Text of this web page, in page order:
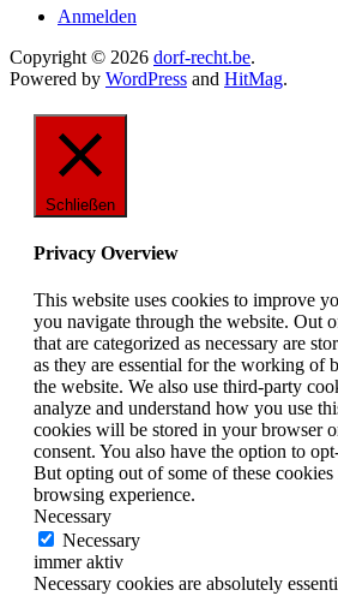
Anmelden
Copyright © 2026 dorf-recht.be.
Powered by WordPress and HitMag.
Schließen
Privacy Overview
This website uses cookies to improve
you navigate through the website. Out
that are categorized as necessary are
as they are essential for the working of
the website. We also use third-party
analyze and understand how you use
cookies will be stored in your browser
consent. You also have the option to
But opting out of some of these
browsing experience.
Necessary
Necessary
immer aktiv
Necessary cookies are absolutely